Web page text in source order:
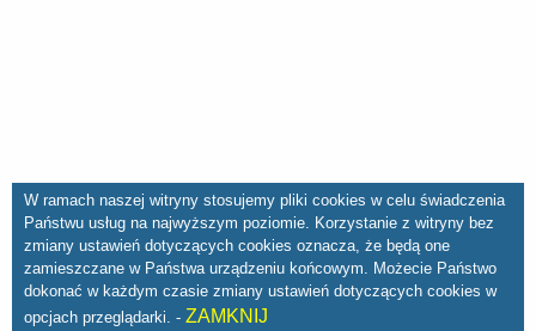
W ramach naszej witryny stosujemy pliki cookies w celu świadczenia
Państwu usług na najwyższym poziomie. Korzystanie z witryny bez
zmiany ustawień dotyczących cookies oznacza, że będą one
zamieszczane w Państwa urządzeniu końcowym. Możecie Państwo
dokonać w każdym czasie zmiany ustawień dotyczących cookies w
opcjach przeglądarki. - ZAMKNIJ